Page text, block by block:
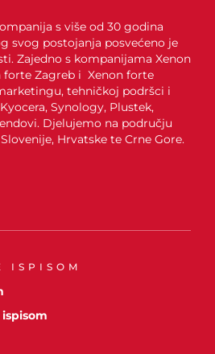
s više od 30 godina
svog postojanja posvećeno je
Zajedno s kompanijama Xenon
forte Zagreb i Xenon forte
tehničkoj podršci i
Synology, Plustek,
Djelujemo na području
Hrvatske te Crne Gore.
ISPISOM